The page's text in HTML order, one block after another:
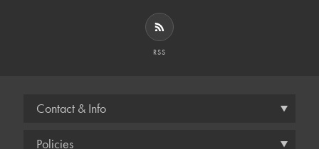
RSS
Contact & Info
Policies